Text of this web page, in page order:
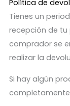
Política de
Tienes un
recepción de tu
comprador se
realizar la
Si hay algún